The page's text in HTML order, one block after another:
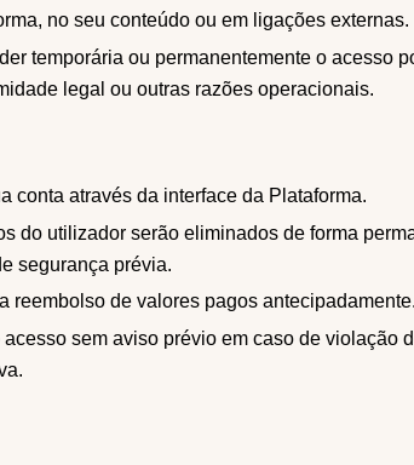
no seu conteúdo ou em ligações externas.
temporária ou permanentemente o acesso
legal ou outras razões operacionais.
conta através da interface da Plataforma.
do utilizador serão eliminados de forma
segurança prévia.
reembolso de valores pagos antecipadamente.
sem aviso prévio em caso de violação